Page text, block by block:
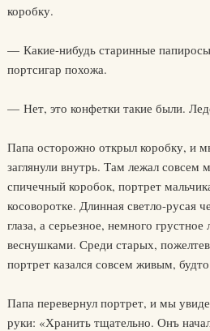
коробку.
— Какие-нибудь старинные
портсигар похожа.
— Нет, это конфетки такие были.
Папа осторожно открыл коробку, и
заглянули внутрь. Там лежал совсем
спичечный коробок, портрет
косоворотке. Длинная светло-русая
глаза, а серьезное, немного
веснушками. Среди старых,
портрет казался совсем живым,
Папа перевернул портрет, и мы
руки: «Хранить тщательно. Онъ